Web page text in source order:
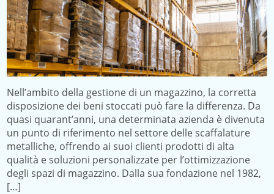
Nell’ambito della gestione di un magazzino, la corretta
disposizione dei beni stoccati può fare la differenza. Da
quasi quarant’anni, una determinata azienda è divenuta
un punto di riferimento nel settore delle scaffalature
metalliche, offrendo ai suoi clienti prodotti di alta
qualità e soluzioni personalizzate per l’ottimizzazione
degli spazi di magazzino. Dalla sua fondazione nel 1982,
[…]